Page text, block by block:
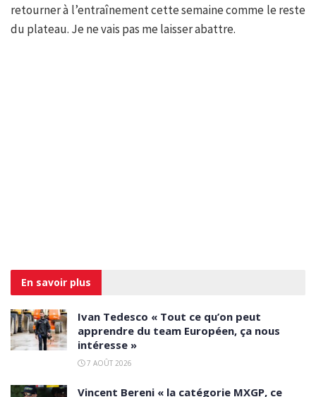
retourner à l’entraînement cette semaine comme le reste
du plateau. Je ne vais pas me laisser abattre.
En savoir plus
Ivan Tedesco « Tout ce qu’on peut
apprendre du team Européen, ça nous
intéresse »
7 AOÛT 2026
Vincent Bereni « la catégorie MXGP, ce